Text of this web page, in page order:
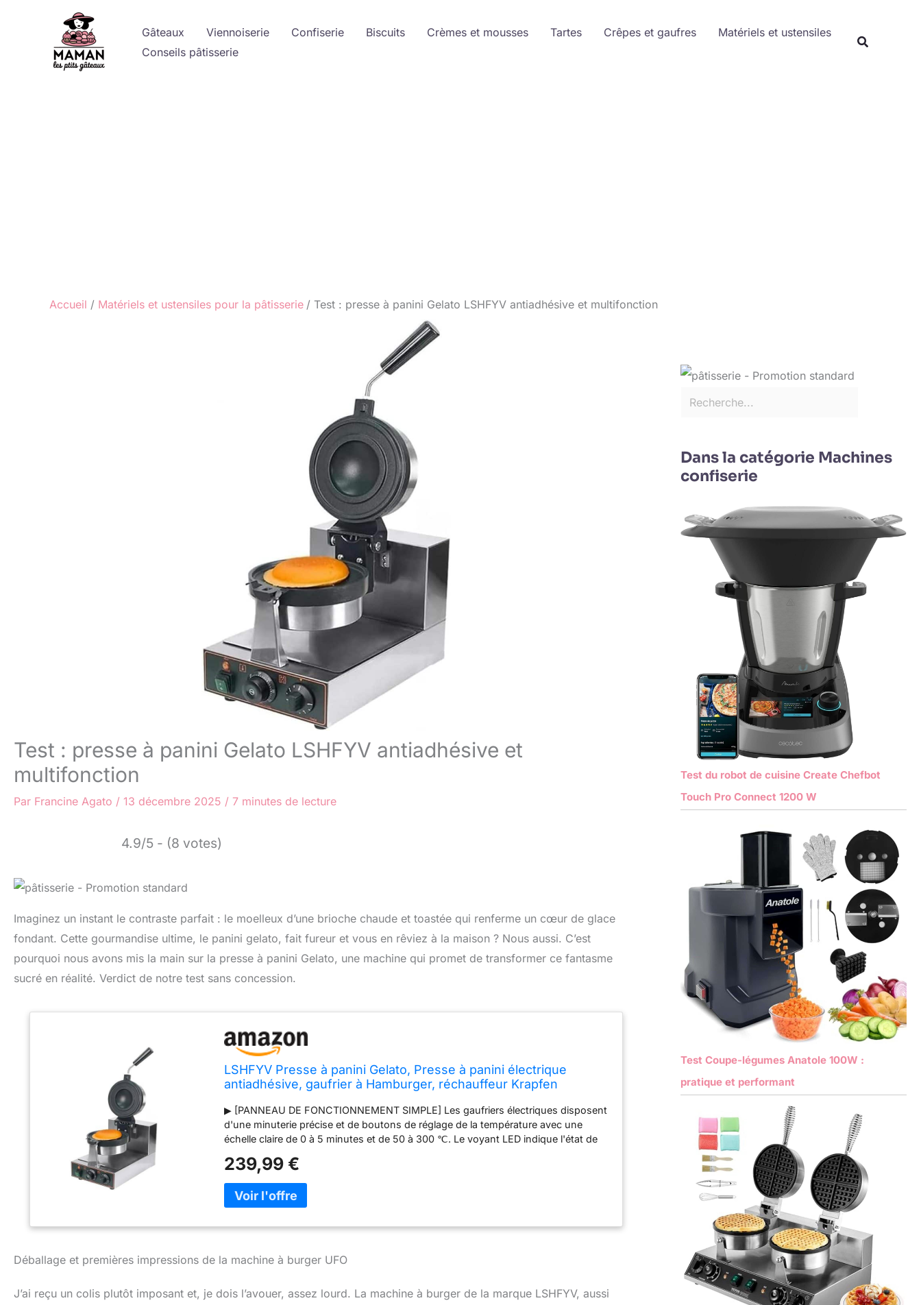
Gâteaux Viennoiserie Confiserie Biscuits Crèmes et mousses Tartes Crêpes et gaufres
Matériels et ustensiles
Conseils pâtisserie
Accueil Matériels et ustensiles pour la pâtisserie Test : presse à panini Gelato LSHFYV antiadhésive et multifonction
Test : presse à panini Gelato LSHFYV antiadhésive et
multifonction
Par Francine Agato / 13 décembre 2025 / 7 minutes de lecture
4.9/5 - (8 votes)
Imaginez un instant le contraste parfait : le moelleux d’une brioche chaude et toastée qui renferme un cœur de glace
fondant. Cette gourmandise ultime, le panini gelato, fait fureur et vous en rêviez à la maison ? Nous aussi. C’est
pourquoi nous avons mis la main sur la presse à panini Gelato, une machine qui promet de transformer ce fantasme
sucré en réalité. Verdict de notre test sans concession.
LSHFYV Presse à panini Gelato, Presse à panini électrique
antiadhésive, gaufrier à Hamburger, réchauffeur Krapfen
▶ [PANNEAU DE FONCTIONNEMENT SIMPLE] Les gaufriers électriques disposent
d'une minuterie précise et de boutons de réglage de la température avec une
échelle claire de 0 à 5 minutes et de 50 à 300 ℃. Le voyant LED indique l'état de
besoin d'attendre à côté. ▶ [Poêles antiadhésives] La presse à panini Poêles
chauffantes double face pour former de délicieuses gaufres burger. Le revêtement
antiadhésif en téflon permet une meilleure mise en forme et garde votre endroit
propre et soigné sans passer beaucoup de temps à nettoyer. ▶ [QUALITÉ
AVANCÉE] La zone de chauffage et de contrôle de la presse à panini est séparée
sur la machine.Doux à l’intérieur et croustillant à l’extérieur avec une saveur
particulière, un arrière-goût infini et une odeur séduisante.Du chocolat, des
saveur aux gaufres chaudes.un excellent choix pour les boulangeries, restaurants
239,99 €
Déballage et premières impressions de la machine à burger UFO
J’ai reçu un colis plutôt imposant et, je dois l’avouer, assez lourd. La machine à burger de la marque LSHFYV, aussi
Dans la catégorie Machines
confiserie
Test du robot de cuisine Create Chefbot
Touch Pro Connect 1200 W
Test Coupe-légumes Anatole 100W :
pratique et performant